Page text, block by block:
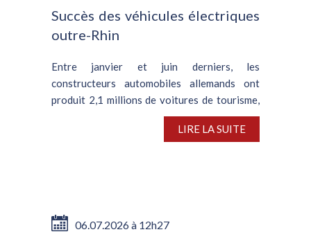
Succès des véhicules électriques
outre-Rhin
Entre janvier et juin derniers, les
constructeurs automobiles allemands ont
produit 2,1 millions de voitures de tourisme,
soit une contraction de 3 % en glissement
annuel, d’après VDA, l’association nationale
LIRE LA SUITE
06.07.2026 à 12h27